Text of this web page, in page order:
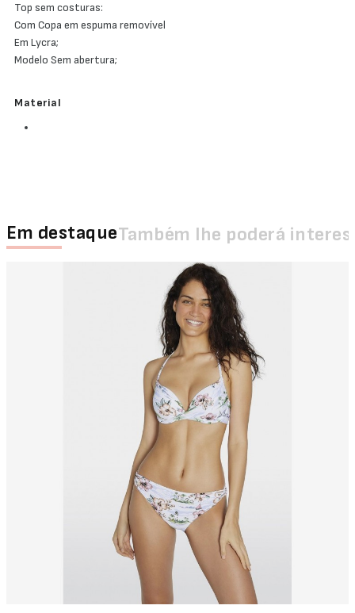
Top sem costuras:
Com Copa em espuma removível
Em Lycra;
Modelo Sem abertura;
Material
Em destaqueTambém lhe poderá